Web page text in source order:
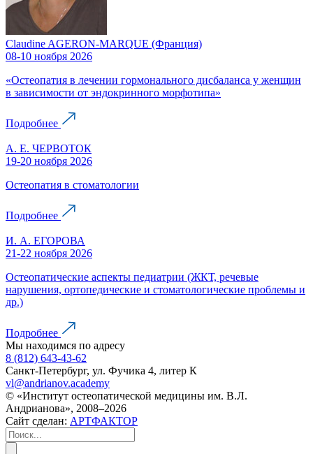
Claudine AGERON-MARQUE (Франция)
08-10 ноября 2026
«Остеопатия в лечении гормонального дисбаланса у женщин
в зависимости от эндокринного морфотипа»
Подробнее
А. Е. ЧЕРВОТОК
19-20 ноября 2026
Остеопатия в стоматологии
Подробнее
И. А. ЕГОРОВА
21-22 ноября 2026
Остеопатические аспекты педиатрии (ЖКТ, речевые
нарушения, ортопедические и стоматологические проблемы и
др.)
Подробнее
Мы находимся по адресу
8 (812) 643-43-62
Санкт-Петербург, ул. Фучика 4, литер К
vl@andrianov.academy
© «Институт остеопатической медицины им. В.Л.
Андрианова», 2008–2026
Сайт сделан: АРТФАКТОР